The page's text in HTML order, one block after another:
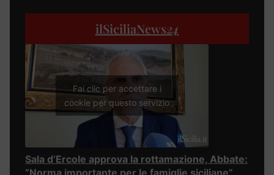
ilSiciliaNews24
Fai clic per accettare i
cookie per questo servizio
Sala d’Ercole approva la rottamazione, Abbate:
“Norma importante per le famiglie siciliane”